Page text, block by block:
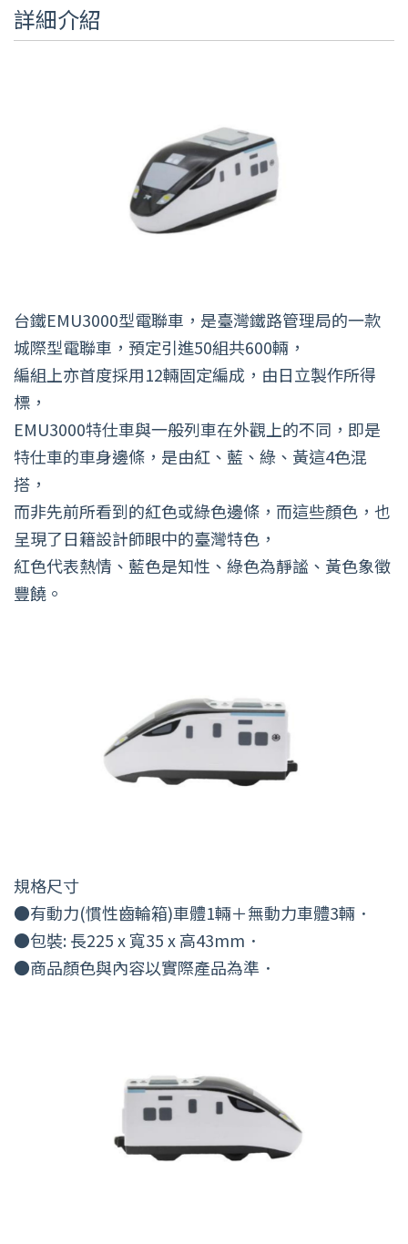
詳細介紹
台鐵EMU3000型電聯車，是臺灣鐵路管理局的一款
城際型電聯車，預定引進50組共600輛，
編組上亦首度採用12輛固定編成，由日立製作所得
標，
EMU3000特仕車與一般列車在外觀上的不同，即是
特仕車的車身邊條，是由紅、藍、綠、黃這4色混
搭，
而非先前所看到的紅色或綠色邊條，而這些顏色，也
呈現了日籍設計師眼中的臺灣特色，
紅色代表熱情、藍色是知性、綠色為靜謐、黃色象徵
豐饒。
規格尺寸
●有動力(慣性齒輪箱)車體1輛＋無動力車體3輛．
●包裝: 長225 x 寬35 x 高43mm．
●商品顏色與內容以實際產品為準．